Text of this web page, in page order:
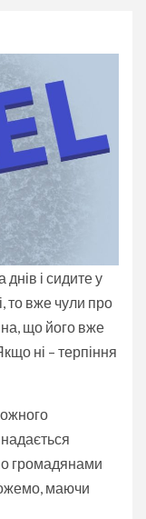
і сидите у
то вже чули про
що його вже
ні – терпіння
громадянами
маючи